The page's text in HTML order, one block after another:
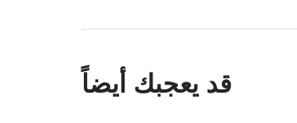
قد يعجبك أيضاً